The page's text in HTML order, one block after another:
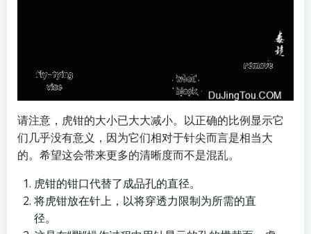
请注意，虎钳的大小已大大减小。以正确的比例显示它
们几乎没有意义，因为它们相对于针尖而言是相当大
的。希望这会带来更多的清晰度而不是混乱。
虎钳的钳口代替了成品孔的直径。
将虎钳放在针上，以将穿透力限制为所需的直
径。